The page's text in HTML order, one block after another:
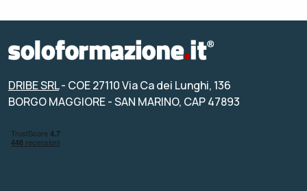
DRIBE SRL- COE 27110 Via Ca dei Lunghi, 136
BORGO MAGGIORE - SAN MARINO, CAP 47893